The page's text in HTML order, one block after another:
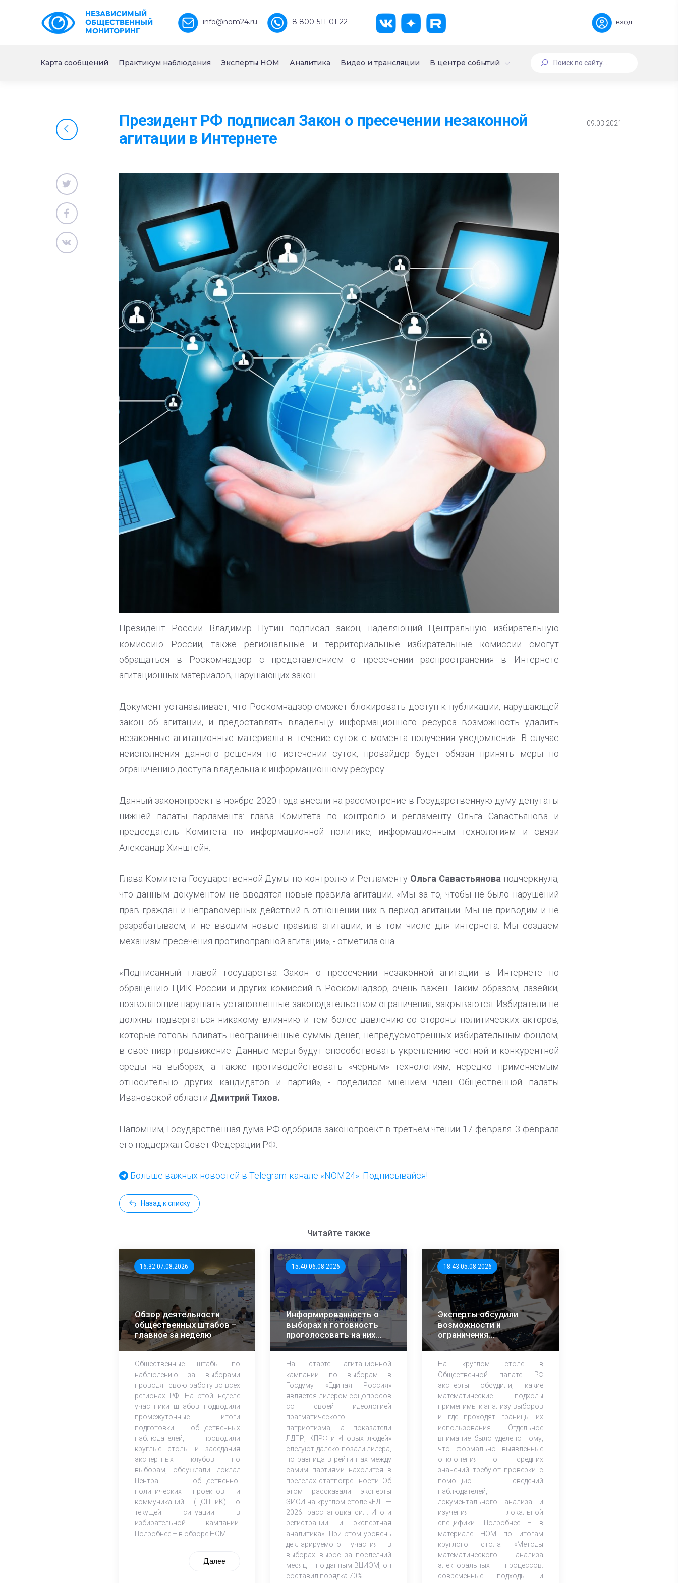
НЕЗАВИСИМЫЙ
ОБЩЕСТВЕННЫЙ
МОНИТОРИНГ
info@nom24.ru 8 800-511-01-22 вход
Карта сообщений Практикум наблюдения Эксперты НОМ Аналитика Видео и трансляции В центре событий
Президент РФ подписал Закон о пресечении незаконной
агитации в Интернете
09.03.2021
Президент России Владимир Путин подписал закон, наделяющий Центральную избирательную
комиссию России, также региональные и территориальные избирательные комиссии смогут
обращаться в Роскомнадзор с представлением о пресечении распространения в Интернете
агитационных материалов, нарушающих закон.
Документ устанавливает, что Роскомнадзор сможет блокировать доступ к публикации, нарушающей
закон об агитации, и предоставлять владельцу информационного ресурса возможность удалить
незаконные агитационные материалы в течение суток с момента получения уведомления. В случае
неисполнения данного решения по истечении суток, провайдер будет обязан принять меры по
ограничению доступа владельца к информационному ресурсу.
Данный законопроект в ноябре 2020 года внесли на рассмотрение в Государственную думу депутаты
нижней палаты парламента: глава Комитета по контролю и регламенту Ольга Савастьянова и
председатель Комитета по информационной политике, информационным технологиям и связи
Александр Хинштейн.
Глава Комитета Государственной Думы по контролю и Регламенту Ольга Савастьянова подчеркнула,
что данным документом не вводятся новые правила агитации. «Мы за то, чтобы не было нарушений
прав граждан и неправомерных действий в отношении них в период агитации. Мы не приводим и не
разрабатываем, и не вводим новые правила агитации, и в том числе для интернета. Мы создаем
механизм пресечения противоправной агитации», - отметила она.
«Подписанный главой государства Закон о пресечении незаконной агитации в Интернете по
обращению ЦИК России и других комиссий в Роскомнадзор, очень важен. Таким образом, лазейки,
позволяющие нарушать установленные законодательством ограничения, закрываются. Избиратели не
должны подвергаться никакому влиянию и тем более давлению со стороны политических акторов,
которые готовы вливать неограниченные суммы денег, непредусмотренных избирательным фондом,
в своё пиар-продвижение. Данные меры будут способствовать укреплению честной и конкурентной
среды на выборах, а также противодействовать «чёрным» технологиям, нередко применяемым
относительно других кандидатов и партий», - поделился мнением член Общественной палаты
Ивановской области Дмитрий Тихов.
Напомним, Государственная дума РФ одобрила законопроект в третьем чтении 17 февраля. 3 февраля
его поддержал Совет Федерации РФ.
Больше важных новостей в Telegram-канале «NOM24». Подписывайся!
Назад к списку
Читайте также
16:32 07.08.2026
Обзор деятельности
общественных штабов –
главное за неделю
Общественные штабы по
наблюдению за выборами
проводят свою работу во всех
регионах РФ. На этой неделе
участники штабов подводили
промежуточные итоги
подготовки общественных
наблюдателей, проводили
круглые столы и заседания
экспертных клубов по
выборам, обсуждали доклад
Центра общественно-
политических проектов и
коммуникаций (ЦОППиК) о
текущей ситуации в
избирательной кампании.
Подробнее – в обзоре НОМ.
Далее
15:40 06.08.2026
Информированность о
выборах и готовность
проголосовать на них
растет – эксперты ЭИСИ
На старте агитационной
кампании по выборам в
Госдуму «Единая Россия»
является лидером соцопросов
со своей идеологией
прагматического
патриотизма, а показатели
ЛДПР, КПРФ и «Новых людей»
следуют далеко позади лидера,
но разница в рейтингах между
самим партиями находится в
пределах статпогрешности. Об
этом рассказали эксперты
ЭИСИ на круглом столе «ЕДГ —
2026: расстановка сил. Итоги
регистрации и экспертная
аналитика». При этом уровень
декларируемого участия в
выборах вырос за последний
месяц – по данным ВЦИОМ, он
составил порядка 70%
18:43 05.08.2026
Эксперты обсудили
возможности и
ограничения
математического
кампаний
На круглом столе в
Общественной палате РФ
эксперты обсудили, какие
математические подходы
применимы к анализу выборов
и где проходят границы их
использования. Отдельное
внимание было уделено тому,
что формально выявленные
отклонения от средних
значений требуют проверки с
помощью сведений
наблюдателей,
документального анализа и
изучения локальной
специфики. Подробнее – в
материале НОМ по итогам
круглого стола «Методы
математического анализа
электоральных процессов:
современные подходы и